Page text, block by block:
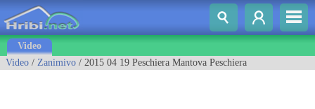
Video
Video / Zanimivo / 2015 04 19 Peschiera Mantova Peschiera